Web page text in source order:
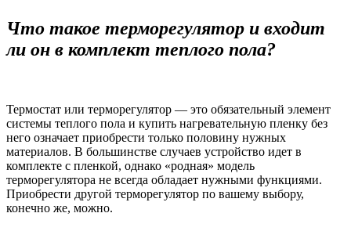
Что такое терморегулятор и входит
ли он в комплект теплого пола?
Термостат или терморегулятор — это обязательный элемент
системы теплого пола и купить нагревательную пленку без
него означает приобрести только половину нужных
материалов. В большинстве случаев устройство идет в
комплекте с пленкой, однако «родная» модель
терморегулятора не всегда обладает нужными функциями.
Приобрести другой терморегулятор по вашему выбору,
конечно же, можно.